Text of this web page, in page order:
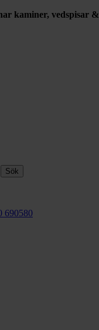
kaminer, vedspisar
Sök
690580